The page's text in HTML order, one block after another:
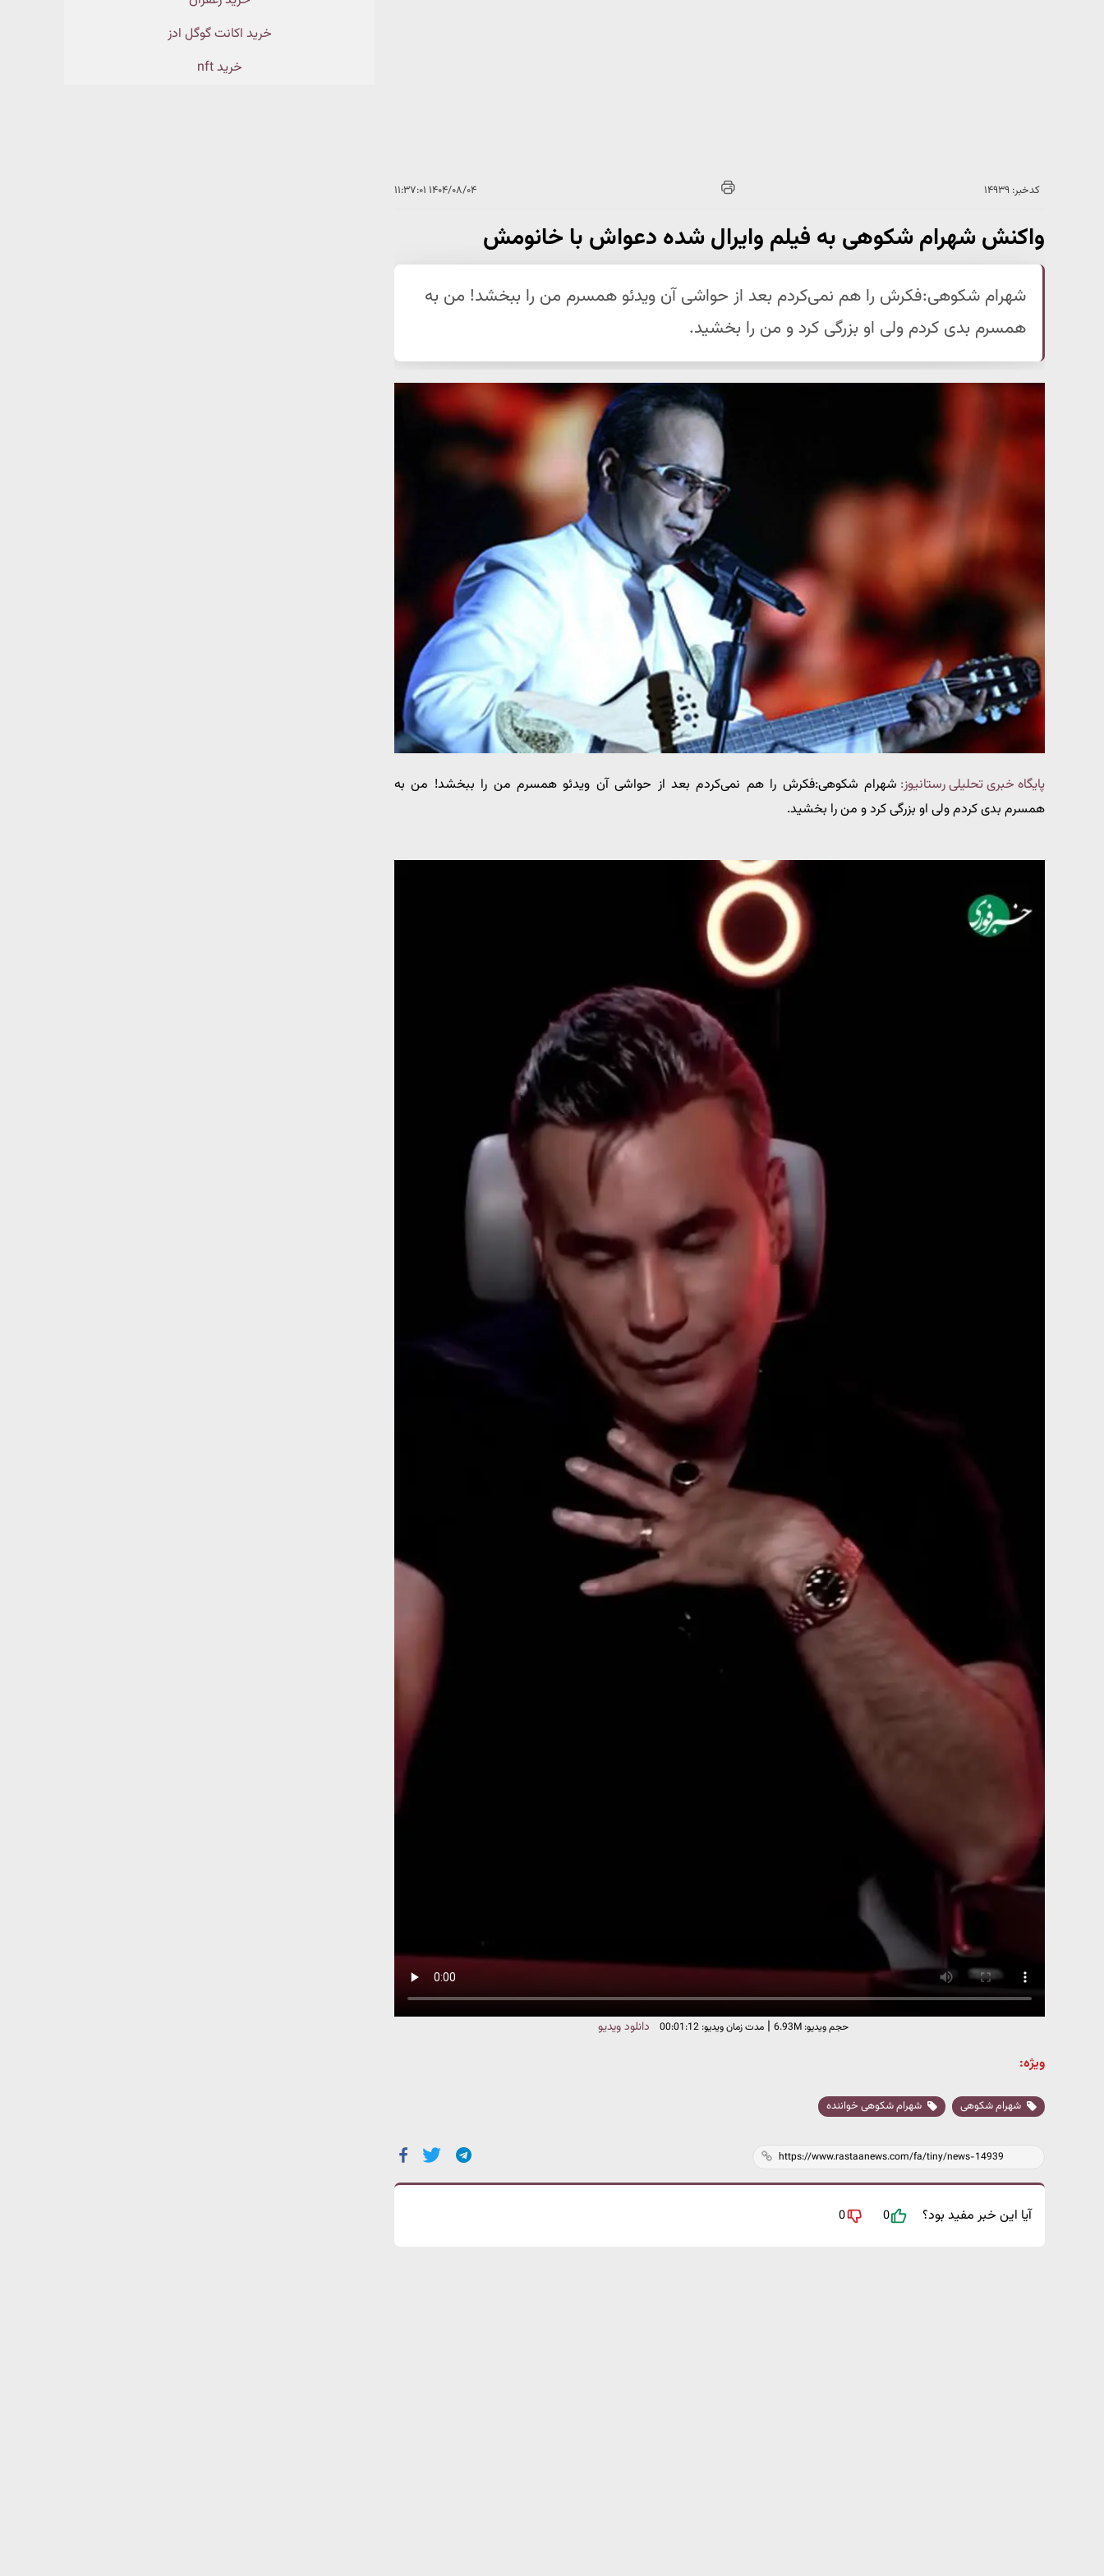
کدخبر: ۱۴۹۳۹ ۱۴۰۴/۰۸/۰۴ ۱۱:۳۷:۰۱
واکنش شهرام شکوهی به فیلم وایرال شده دعواش با خانومش
شهرام شکوهی:فکرش را هم نمی‌کردم بعد از حواشی آن ویدئو همسرم من را ببخشد! من به
همسرم بدی کردم ولی او بزرگی کرد و من را بخشید.
پایگاه خبری تحلیلی رستانیوز: شهرام شکوهی:فکرش را هم نمی‌کردم بعد از حواشی آن ویدئو همسرم من را ببخشد! من به
همسرم بدی کردم ولی او بزرگی کرد و من را بخشید.
حجم ویدیو: 6.93M |مدت زمان ویدیو: 00:01:12 دانلود ویدیو
ویژه:
شهرام شکوهی شهرام شکوهی خواننده
آیا این خبر مفید بود؟ 0
0
خرید اکانت گوگل ادز
خرید nft